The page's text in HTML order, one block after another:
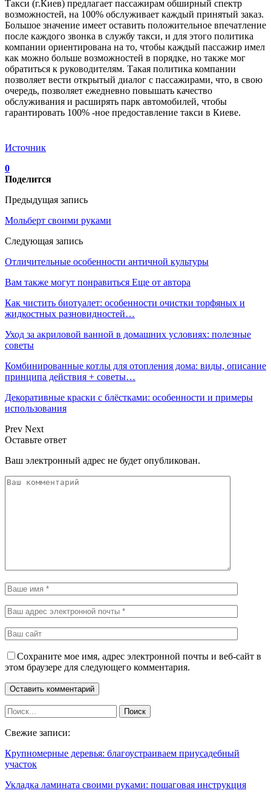
Такси (г.Киев) предлагает пассажирам обширный спектр
возможностей, на 100% обслуживает каждый принятый заказ.
Большое значение имеет оставить положительное впечатление
после каждого звонка в службу такси, и для этого политика
компании ориентирована на то, чтобы каждый пассажир имел
как можно больше возможностей в порядке, но также мог
обратиться к руководителям. Такая политика компании
позволяет вести открытый диалог с пассажирами, что, в свою
очередь, позволяет ежедневно повышать качество
обслуживания и расширять парк автомобилей, чтобы
гарантировать 100% -ное предоставление такси в Киеве.
Источник
0
Поделится
Предыдущая запись
Мольберт своими руками
Следующая запись
Отличительные особенности античной культуры
Вам также могут понравиться Еще от автора
Как чистить биотуалет: особенности очистки торфяных и
жидкостных разновидностей…
Уход за акриловой ванной в домашних условиях: полезные
советы
Комбинированные котлы для отопления дома: виды, описание
принципа действия + советы…
Декоративные краски с блёстками: особенности и примеры
использования
Prev Next
Оставьте ответ
Ваш электронный адрес не будет опубликован.
Сохраните мое имя, адрес электронной почты и веб-сайт в
этом браузере для следующего комментария.
Свежие записи:
Крупномерные деревья: благоустраиваем приусадебный
участок
Укладка ламината своими руками: пошаговая инструкция